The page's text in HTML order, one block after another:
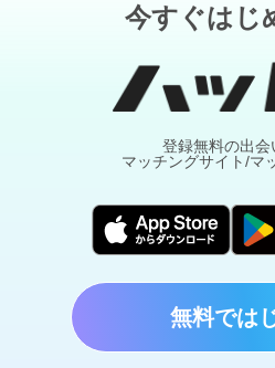
今すぐはじ
登録無料の出会
マッチングサイト/マ
無料では